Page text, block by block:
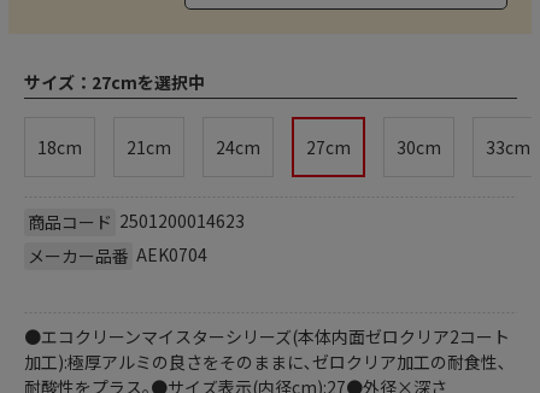
サイズ： 27cmを選択中
18cm 21cm 24cm 27cm 30cm 33cm
商品コード 2501200014623
メーカー品番 AEK0704
●エコクリーンマイスターシリーズ(本体内面ゼロクリア2コート
加工):極厚アルミの良さをそのままに､ゼロクリア加工の耐食性､
耐酸性をプラス｡●サイズ表示(内径cm):27●外径×深さ